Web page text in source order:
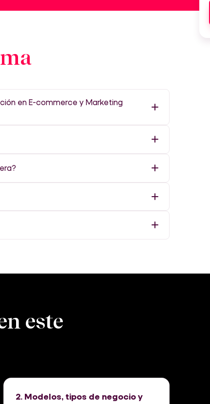
en E-commerce y Marketing
este
2. Modelos, tipos de negocio y